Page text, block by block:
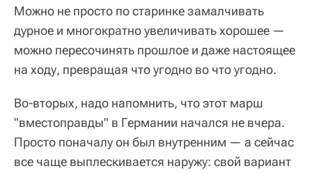
Можно не просто по старинке замалчивать
дурное и многократно увеличивать хорошее —
можно пересочинять прошлое и даже настоящее
на ходу, превращая что угодно во что угодно.
Во-вторых, надо напомнить, что этот марш
"вместоправды" в Германии начался не вчера.
Просто поначалу он был внутренним — а сейчас
все чаще выплескивается наружу: свой вариант